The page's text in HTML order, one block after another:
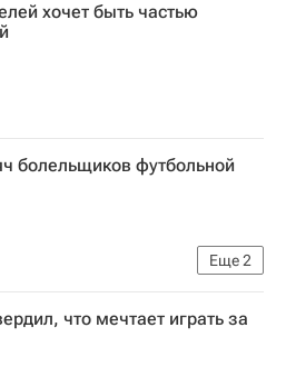
хочет быть частью
болельщиков футбольной
Еще2
Евро-2008
что мечтает играть за